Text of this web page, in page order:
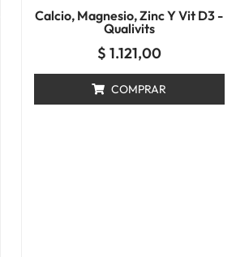
Calcio, Magnesio, Zinc Y Vit D3 -
Qualivits
$ 1.121,00
COMPRAR